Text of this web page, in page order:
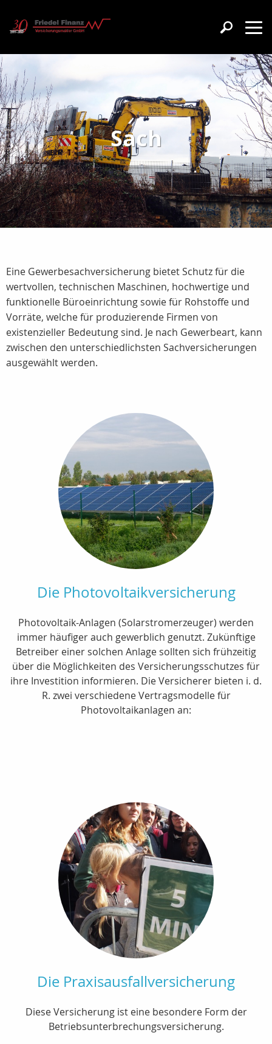
Sach
Eine Gewerbesachversicherung bietet Schutz für die
wertvollen, technischen Maschinen, hochwertige und
funktionelle Büroeinrichtung sowie für Rohstoffe und
Vorräte, welche für produzierende Firmen von
existenzieller Bedeutung sind. Je nach Gewerbeart, kann
zwischen den unterschiedlichsten Sachversicherungen
ausgewählt werden.
Die Photovoltaikversicherung
Photovoltaik-Anlagen (Solarstromerzeuger) werden
immer häufiger auch gewerblich genutzt. Zukünftige
Betreiber einer solchen Anlage sollten sich frühzeitig
über die Möglichkeiten des Versicherungsschutzes für
ihre Investition informieren. Die Versicherer bieten i. d.
R. zwei verschiedene Vertragsmodelle für
Photovoltaikanlagen an:
Die Praxisausfallversicherung
Diese Versicherung ist eine besondere Form der
Betriebsunterbrechungsversicherung.